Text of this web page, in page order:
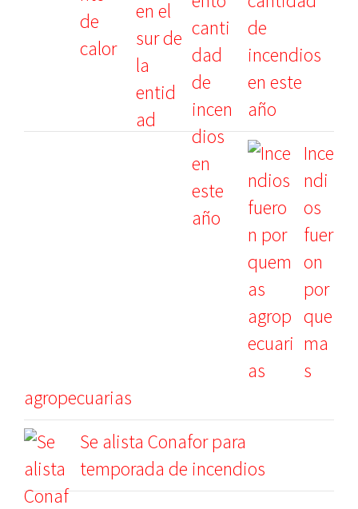
de
incendios
en este
año
Ince
ndi
os
fuer
on
por
que
ma
s
agropecuarias
Se alista Conafor para
temporada de incendios